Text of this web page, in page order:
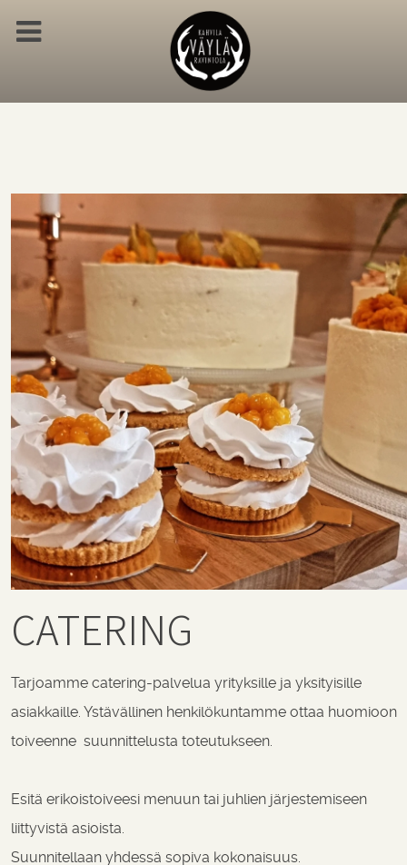
CATERING
Tarjoamme catering-palvelua yrityksille ja yksityisille
asiakkaille. Ystävällinen henkilökuntamme ottaa huomioon
toiveenne suunnittelusta toteutukseen.
Esitä erikoistoiveesi menuun tai juhlien järjestemiseen
liittyvistä asioista.
Suunnitellaan yhdessä sopiva kokonaisuus.